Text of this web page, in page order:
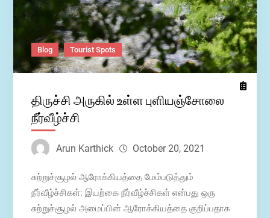
Blog Tourist Spots
திருச்சி அருகில் உள்ள புளியஞ்சோலை
நீர்வீழ்ச்சி
Arun Karthick October 20, 2021
சுற்றுச்சூழல் ஆரோக்கியத்தை மேம்படுத்தும்
நீர்வீழ்ச்சிகள்: இயற்கை நீர்வீழ்ச்சிகள் என்பது ஒரு
சுற்றுச்சூழல் அமைப்பின் ஆரோக்கியத்தை குறிப்பதாக